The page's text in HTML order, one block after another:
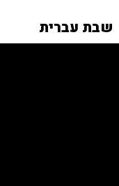
שבת עברית